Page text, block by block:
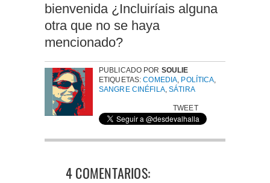
bienvenida ¿Incluiríais alguna
otra que no se haya
mencionado?
PUBLICADO POR SOULIE
ETIQUETAS:COMEDIA POLÍTICA
SANGRE CINÉFILA,SÁTIRA
TWEET
4 COMENTARIOS: